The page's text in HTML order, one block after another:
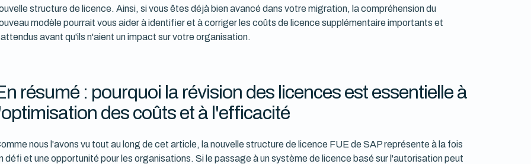
structure de licence. Ainsi, si vous êtes déjà bien avancé dans votre migration, la compréhension du
modèle pourrait vous aider à identifier et à corriger les coûts de licence supplémentaire importants et
avant qu'ils n'aient un impact sur votre organisation.
résumé : pourquoi la révision des licences est essentielle à
des coûts et à l'efficacité
nous l'avons vu tout au long de cet article, la nouvelle structure de licence FUE de SAP représente à la fois
défi et une opportunité pour les organisations. Si le passage à un système de licence basé sur l'autorisation peut